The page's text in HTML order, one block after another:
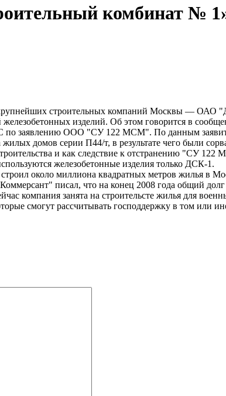
комбинат №
крупнейших строительных компаний Москвы —
изделий. Об этом говорится в
по заявлению ООО "СУ 122 МСМ". По данным
домов серии П44/т, в результате чего были
и как следствие к отстранению "СУ 122
железобетонные изделия только ДСК-1.
около миллиона квадратных метров жилья в
писал, что на конец 2008 года общий
компания занята на строительсте жилья для
смогут рассчитывать господдержку в том